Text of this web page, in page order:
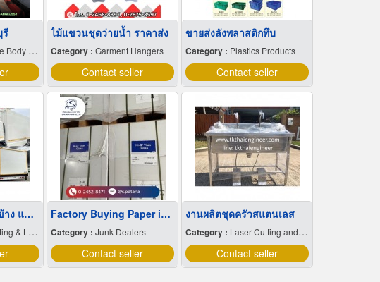
& Painting
ไม้แขวนชุดว่ายน้ำ ราคาส่ง
Category : Garment Hangers
Contact seller
ขายส่งลังพลาสติกทึบ
Category : Plastics Products
Contact seller
หกล้อตู้ทึบ แบบเปิดข้าง แบบมีลิฟท์ท้าย
Leasing
Factory Buying Paper in Samut Sakhon
Category : Junk Dealers
Contact seller
งานผลิตชุดครัวสแตนเลส
Category : Laser Cutting and Bending
Contact seller